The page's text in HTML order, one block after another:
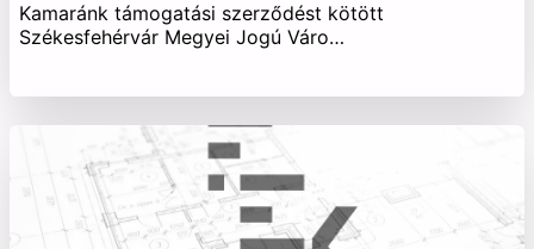
Kamaránk támogatási szerződést kötött
Székesfehérvár Megyei Jogú Váro…